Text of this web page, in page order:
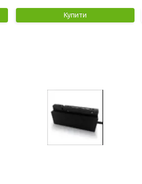
Купити